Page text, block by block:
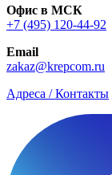
Офис в МСК
+7 (495) 120-44-92
Email
zakaz@krepcom.ru
Адреса / Контакты